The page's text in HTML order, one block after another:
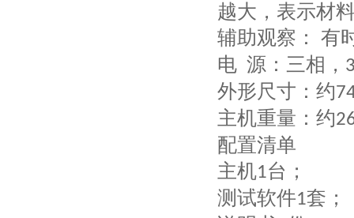
越大，表示材
辅助观察：
有
电 源：三相，
外形尺寸：约
主机重量：约
配置清单
主机1台；
测试软件1套；